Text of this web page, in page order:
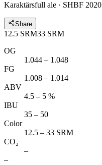
Karaktärsfull ale · SHBF 2020
Share
12.5 SRM33 SRM
OG
1.044 – 1.048
FG
1.008 – 1.014
ABV
4.5 – 5 %
IBU
35 – 50
Color
12.5 – 33 SRM
CO₂
–
–